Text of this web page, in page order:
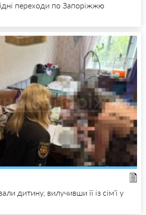
переходи по Запоріжжю
дитину, вилучивши її із сім’ї у